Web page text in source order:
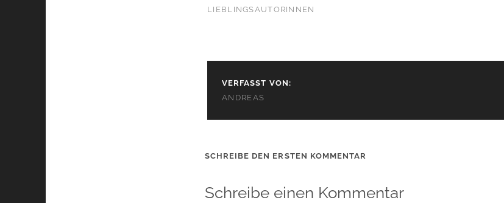
LIEBLINGSAUTORINNEN
VERFASST VON:
ANDREAS
SCHREIBE DEN ERSTEN KOMMENTAR
Schreibe einen Kommentar